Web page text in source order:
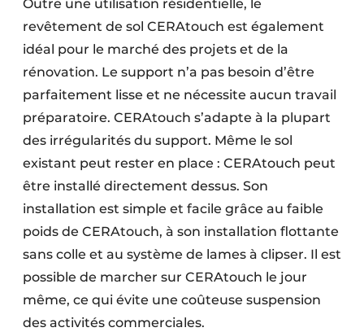
Outre une utilisation résidentielle, le
revêtement de sol CERAtouch est également
idéal pour le marché des projets et de la
rénovation. Le support n’a pas besoin d’être
parfaitement lisse et ne nécessite aucun travail
préparatoire. CERAtouch s’adapte à la plupart
des irrégularités du support. Même le sol
existant peut rester en place : CERAtouch peut
être installé directement dessus. Son
installation est simple et facile grâce au faible
poids de CERAtouch, à son installation flottante
sans colle et au système de lames à clipser. Il est
possible de marcher sur CERAtouch le jour
même, ce qui évite une coûteuse suspension
des activités commerciales.